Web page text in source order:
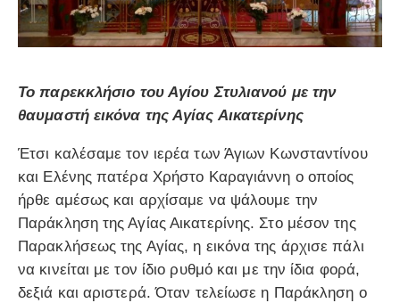
Το παρεκκλήσιο του Αγίου Στυλιανού με την
θαυμαστή εικόνα της Αγίας Αικατερίνης
Έτσι καλέσαμε τον ιερέα των Άγιων Κωνσταντίνου
και Ελένης πατέρα Χρήστο Καραγιάννη ο οποίος
ήρθε αμέσως και αρχίσαμε να ψάλουμε την
Παράκληση της Αγίας Αικατερίνης. Στο μέσον της
Παρακλήσεως της Αγίας, η εικόνα της άρχισε πάλι
να κινείται με τον ίδιο ρυθμό και με την ίδια φορά,
δεξιά και αριστερά. Όταν τελείωσε η Παράκληση ο